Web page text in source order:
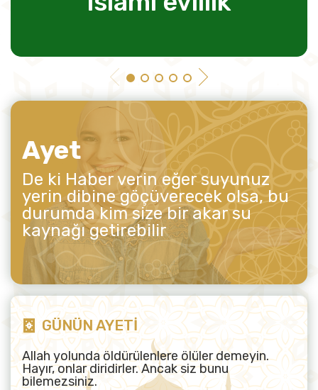
Ayet
De ki Haber verin eğer suyunuz
yerin dibine göçüverecek olsa, bu
durumda kim size bir akar su
kaynağı getirebilir
GÜNÜN AYETİ
Allah yolunda öldürülenlere ölüler demeyin.
Hayır, onlar diridirler. Ancak siz bunu
bilemezsiniz.